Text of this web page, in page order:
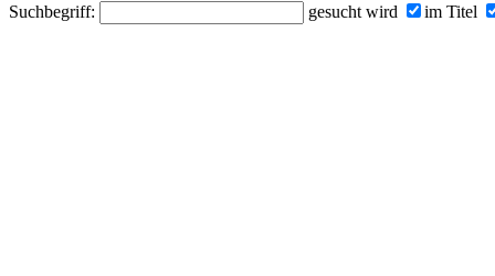
Suchbegriff: gesucht wird im Titel